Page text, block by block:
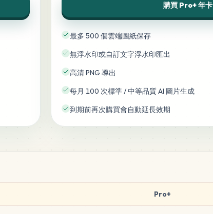
購買 Pro+ 年卡
最多 500 個雲端圖紙保存
無浮水印或自訂文字浮水印匯出
高清 PNG 導出
每月 100 次標準 / 中等品質 AI 圖片生成
到期前再次購買會自動延長效期
Pro+